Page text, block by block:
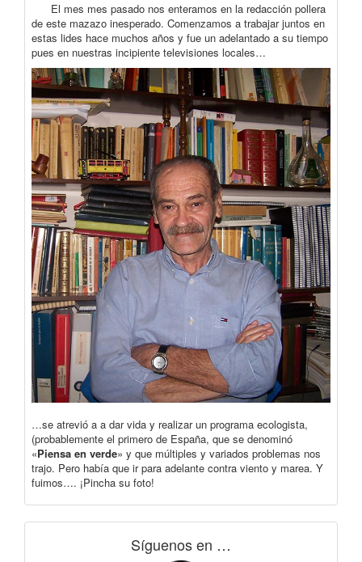
El mes mes pasado nos enteramos en la redacción pollera
de este mazazo inesperado. Comenzamos a trabajar juntos en
estas lides hace muchos años y fue un adelantado a su tiempo
pues en nuestras incipiente televisiones locales…
…se atrevió a a dar vida y realizar un programa ecologista,
(probablemente el primero de España, que se denominó
«Piensa en verde» y que múltiples y variados problemas nos
trajo. Pero había que ir para adelante contra viento y marea. Y
fuimos…. ¡Pincha su foto!
Síguenos en …